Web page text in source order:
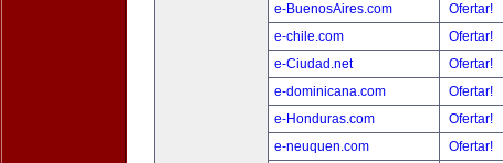
e-BuenosAires.com
Ofertar!
e-chile.com
Ofertar!
e-Ciudad.net
Ofertar!
e-dominicana.com
Ofertar!
e-Honduras.com
Ofertar!
e-neuquen.com
Ofertar!